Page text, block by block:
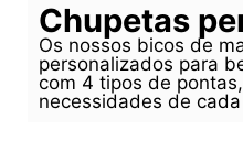
Chupetas
Os nossos bicos de
personalizados para
com 4 tipos de
necessidades de